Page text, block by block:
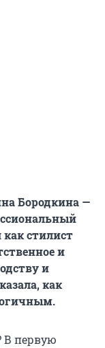
Бородкина —
как стилист
и
и
как
В первую